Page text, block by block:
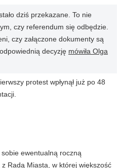
dziś przekazane. To nie
czy referendum się odbędzie.
czy załączone dokumenty są
decyzję mówiła Olga
protest wpłynął już po 48
ewentualną roczną
Radą Miasta, w której większość